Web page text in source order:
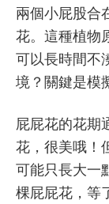
兩個小屁股合
花。這種植物
可以長時間不
境？關鍵是模
屁屁花的花期
花，很美哦！
可能只長大一
棵屁屁花，等